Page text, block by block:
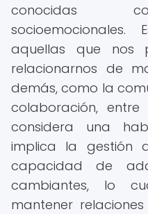
conocidas
socioemocionales.
aquellas que nos
relacionarnos de
demás, como la
colaboración,
considera una
implica la gestión
capacidad de
cambiantes, lo
mantener